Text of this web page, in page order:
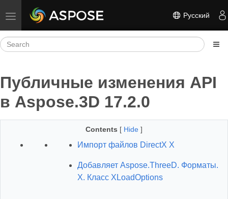
Toggle navigation Русский
Публичные изменения API
в Aspose.3D 17.2.0
Contents [ Hide ]
Импорт файлов DirectX X
Добавляет Aspose.ThreeD. Форматы.
X. Класс XLoadOptions